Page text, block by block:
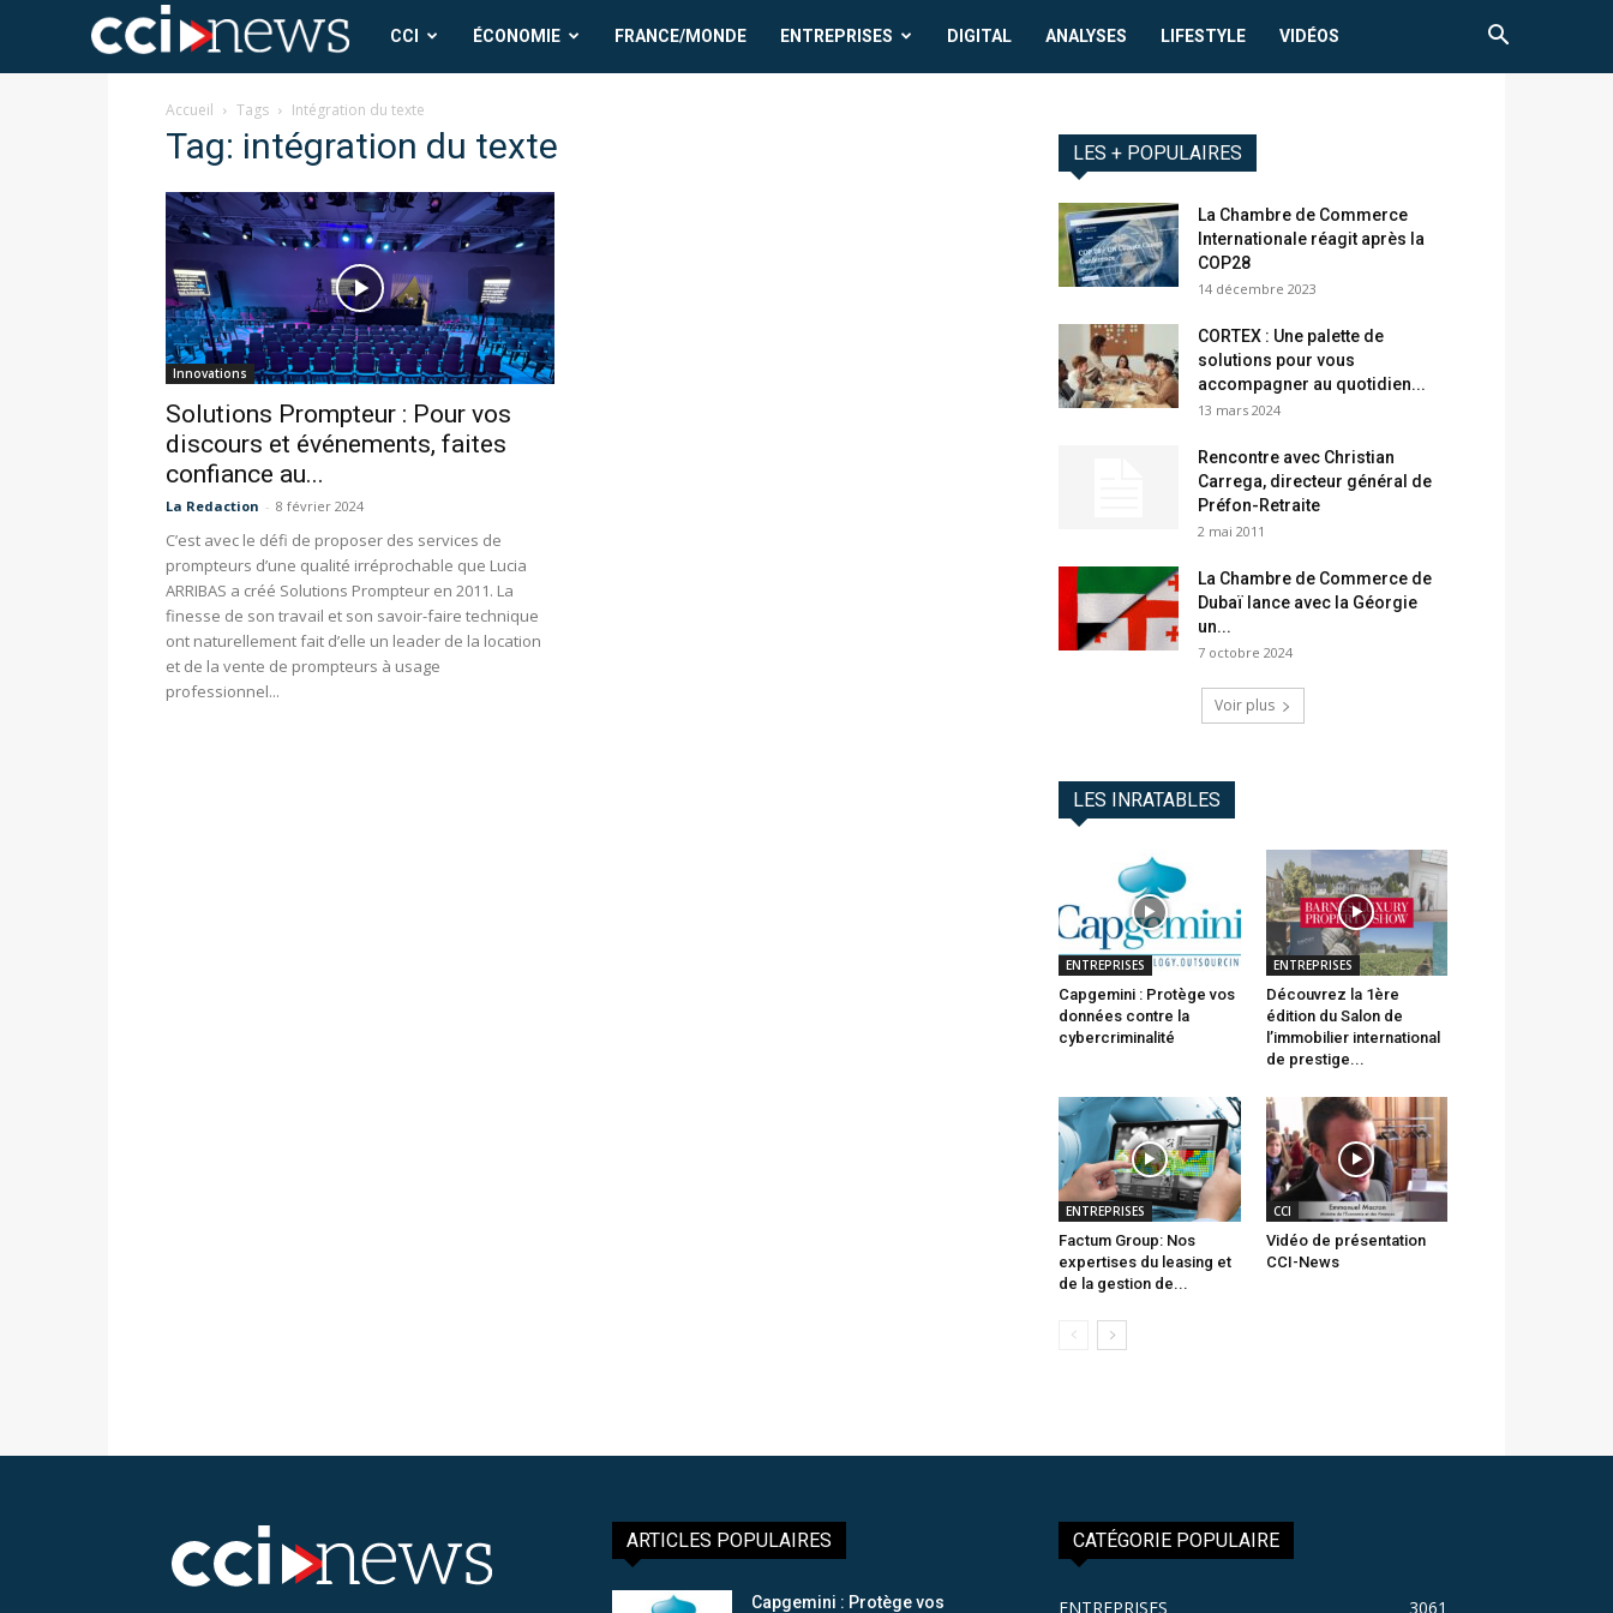
CCI
News
CCI ÉCONOMIE FRANCE/MONDE ENTREPRISES DIGITAL ANALYSES LIFESTYLE VIDÉOS
Accueil Tags Intégration du texte
Tag: intégration du texte
Innovations
Solutions Prompteur : Pour vos
discours et événements, faites
confiance au...
La Redaction - 8 février 2024
C’est avec le défi de proposer des services de
prompteurs d’une qualité irréprochable que Lucia
ARRIBAS a créé Solutions Prompteur en 2011. La
finesse de son travail et son savoir-faire technique
ont naturellement fait d’elle un leader de la location
et de la vente de prompteurs à usage
professionnel...
LES + POPULAIRES
La Chambre de Commerce
Internationale réagit après la
COP28
14 décembre 2023
CORTEX : Une palette de
solutions pour vous
accompagner au quotidien...
13 mars 2024
Rencontre avec Christian
Carrega, directeur général de
Préfon-Retraite
2 mai 2011
La Chambre de Commerce de
Dubaï lance avec la Géorgie
un...
7 octobre 2024
Voir plus
LES INRATABLES
ENTREPRISES
Capgemini : Protège vos
données contre la
cybercriminalité
ENTREPRISES
Découvrez la 1ère
édition du Salon de
l’immobilier international
de prestige...
ENTREPRISES
Factum Group: Nos
expertises du leasing et
de la gestion de...
CCI
Vidéo de présentation
CCI-News
ARTICLES POPULAIRES
Capgemini : Protège vos
CATÉGORIE POPULAIRE
ENTREPRISES 3061